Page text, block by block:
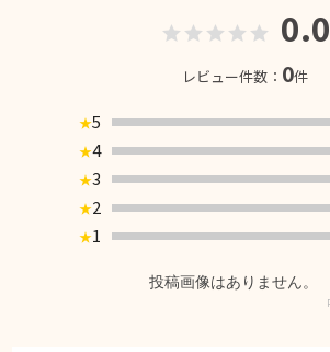
0.0
レビュー件数： 0件
★5
★4
★3
★2
★1
投稿画像はありません。